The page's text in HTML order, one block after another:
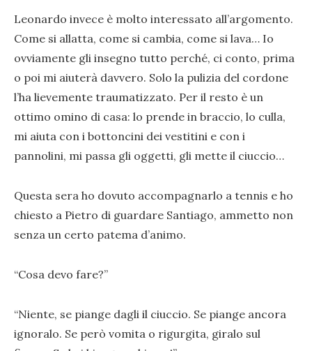
Leonardo invece è molto interessato all’argomento.
Come si allatta, come si cambia, come si lava… Io
ovviamente gli insegno tutto perché, ci conto, prima
o poi mi aiuterà davvero. Solo la pulizia del cordone
l’ha lievemente traumatizzato. Per il resto è un
ottimo omino di casa: lo prende in braccio, lo culla,
mi aiuta con i bottoncini dei vestitini e con i
pannolini, mi passa gli oggetti, gli mette il ciuccio…
Questa sera ho dovuto accompagnarlo a tennis e ho
chiesto a Pietro di guardare Santiago, ammetto non
senza un certo patema d’animo.
“Cosa devo fare?”
“Niente, se piange dagli il ciuccio. Se piange ancora
ignoralo. Se però vomita o rigurgita, giralo sul